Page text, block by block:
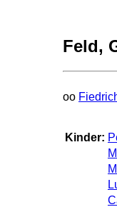
Feld,
oo
Kinder: